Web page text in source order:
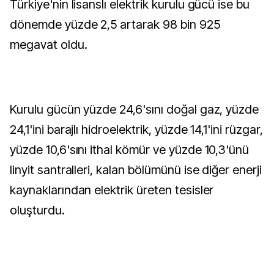
Türkiye'nin lisanslı elektrik kurulu gücü ise bu
dönemde yüzde 2,5 artarak 98 bin 925
megavat oldu.
Kurulu gücün yüzde 24,6'sını doğal gaz, yüzde
24,1'ini barajlı hidroelektrik, yüzde 14,1'ini rüzgar,
yüzde 10,6'sını ithal kömür ve yüzde 10,3'ünü
linyit santralleri, kalan bölümünü ise diğer enerji
kaynaklarından elektrik üreten tesisler
oluşturdu.